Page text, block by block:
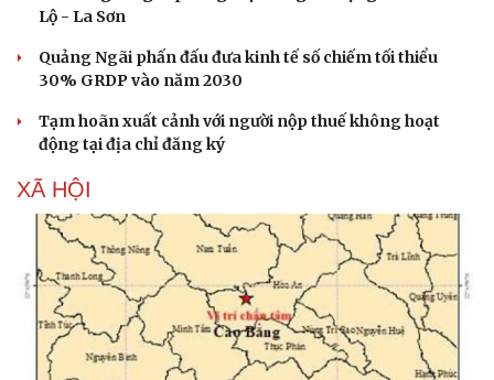
Văn hóa
Sân khấu - Điện ảnh
Văn học
Âm nhạc
Giải trí
Nghệ sĩ
Thời trang
Sao Việt
Lộ - La Sơn
Quảng Ngãi phấn đấu đưa kinh tế số chiếm tối thiểu
30% GRDP vào năm 2030
Tạm hoãn xuất cảnh với người nộp thuế không hoạt
động tại địa chỉ đăng ký
XÃ HỘI